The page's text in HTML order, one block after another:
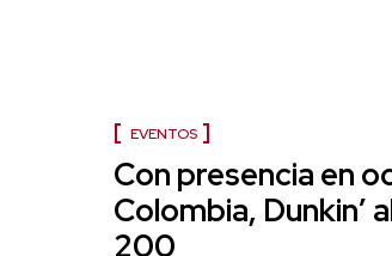
EVENTOS
Con presencia en
Colombia, Dunkin’
200